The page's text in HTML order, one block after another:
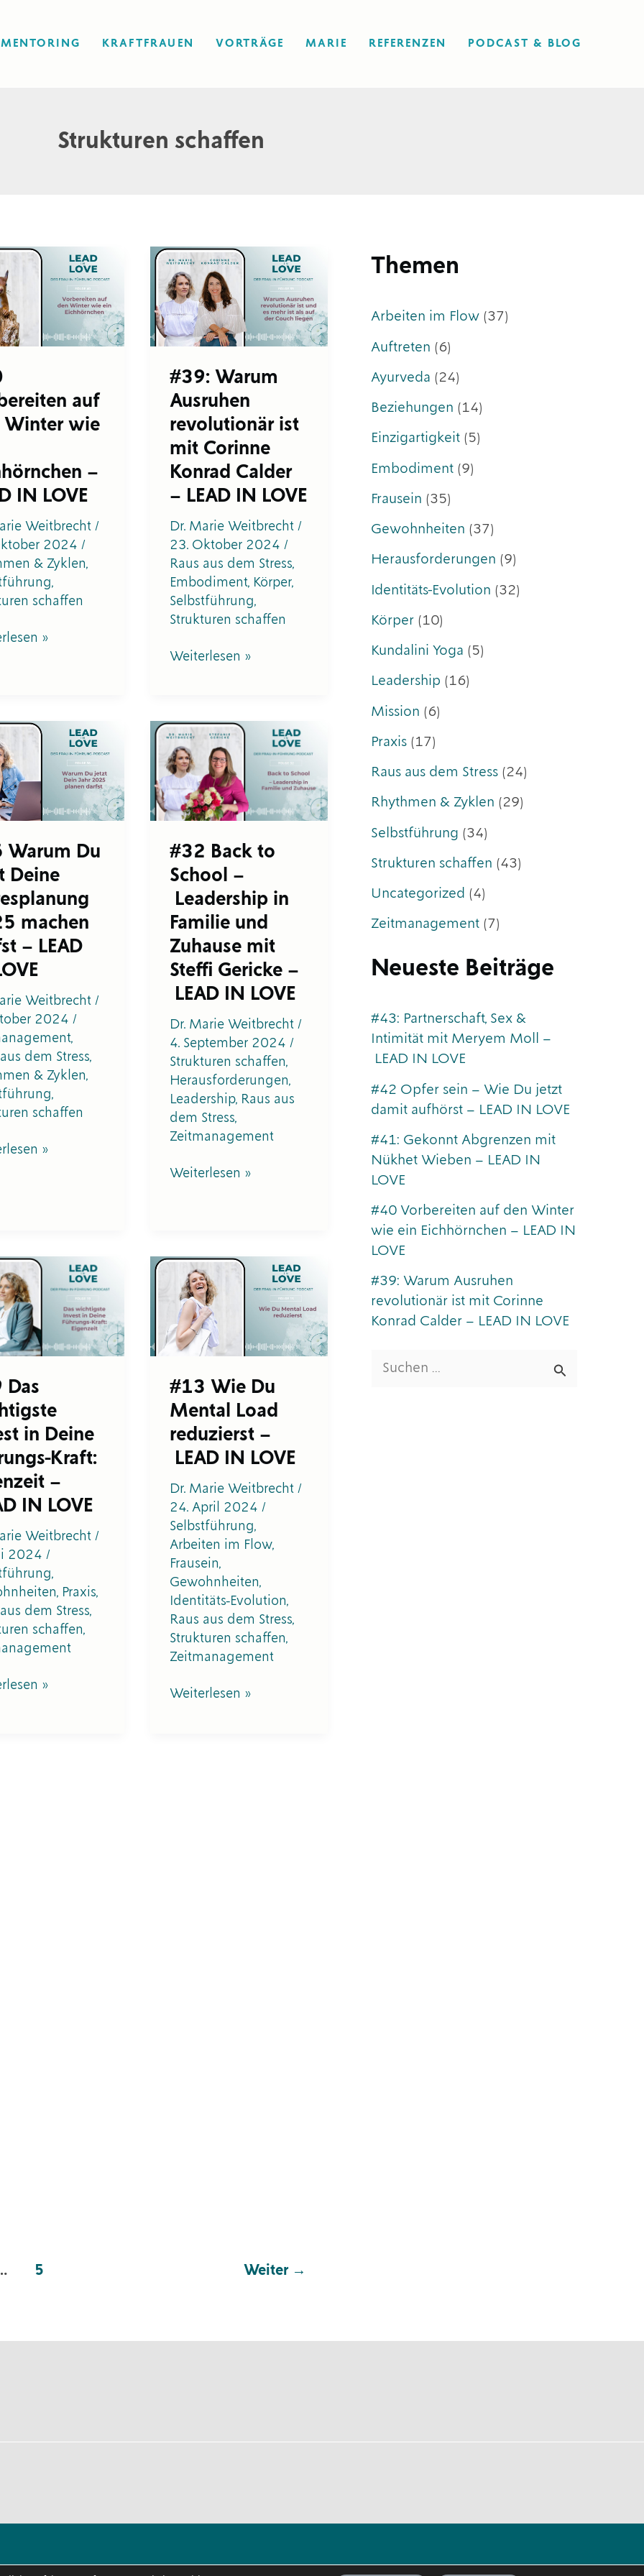
MENTORING KRAFTFRAUEN VORTRÄGE MARIE REFERENZEN PODCAST & BLOG
Strukturen schaffen
auf
Winter wie
–
IN LOVE
Weitbrecht /
2024 /
& Zyklen,
,
schaffen
»
#39: Warum
Ausruhen
revolutionär ist
mit Corinne
Konrad Calder
– LEAD IN LOVE
Dr. Marie Weitbrecht/
23. Oktober 2024/
Raus aus dem Stress,
Embodiment, Körper,
Selbstführung,
Strukturen schaffen
#39:
Warum
Ausruhen
revolutionär
ist
mit
Konrad
Calder
–
LEAD
LOVE
Weiterlesen »
Warum Du
Deine
machen
– LEAD
Weitbrecht /
2024 /
,
dem Stress,
& Zyklen,
,
schaffen
»
#32 Back to
School –
Leadership in
Familie und
Zuhause mit
Steffi Gericke –
LEAD IN LOVE
Dr. Marie Weitbrecht/
4. September 2024/
Strukturen schaffen,
Herausforderungen,
Leadership, Raus aus
dem Stress,
Zeitmanagement
#32
Back
to
School
–
Leadership
Familie
und
Zuhause
mit
Gericke
–
LEAD
IN
LOVE
Weiterlesen »
Das
in Deine
Kraft:
–
IN LOVE
Weitbrecht /
2024 /
,
, Praxis,
dem Stress,
schaffen,
»
#13 Wie Du
Mental Load
reduzierst –
LEAD IN LOVE
Dr. Marie Weitbrecht/
24. April 2024/
Selbstführung,
Arbeiten im Flow,
Frausein,
Gewohnheiten,
Identitäts-Evolution,
Raus aus dem Stress,
Strukturen schaffen,
Zeitmanagement
#13
Wie
Du
Mental
Load
reduzierst
LEAD
IN
LOVE
Weiterlesen »
5 Weiter →
Themen
Arbeiten im Flow (37)
Auftreten (6)
Ayurveda (24)
Beziehungen (14)
Einzigartigkeit (5)
Embodiment (9)
Frausein (35)
Gewohnheiten (37)
Herausforderungen (9)
Identitäts-Evolution (32)
Körper (10)
Kundalini Yoga (5)
Leadership (16)
Mission (6)
Praxis (17)
Raus aus dem Stress (24)
Rhythmen & Zyklen (29)
Selbstführung (34)
Strukturen schaffen (43)
Uncategorized (4)
Zeitmanagement (7)
Neueste Beiträge
#43: Partnerschaft, Sex &
Intimität mit Meryem Moll –
LEAD IN LOVE
#42 Opfer sein – Wie Du jetzt
damit aufhörst – LEAD IN LOVE
#41: Gekonnt Abgrenzen mit
Nükhet Wieben – LEAD IN
LOVE
#40 Vorbereiten auf den Winter
wie ein Eichhörnchen – LEAD IN
LOVE
#39: Warum Ausruhen
revolutionär ist mit Corinne
Konrad Calder – LEAD IN LOVE